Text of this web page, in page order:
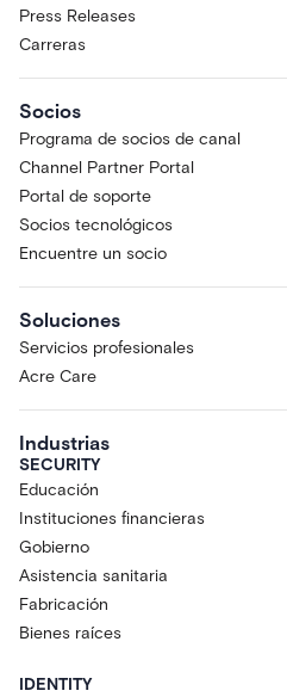
Press Releases
Carreras
Socios
Programa de socios de canal
Channel Partner Portal
Portal de soporte
Socios tecnológicos
Encuentre un socio
Soluciones
Servicios profesionales
Acre Care
Industrias
SECURITY
Educación
Instituciones financieras
Gobierno
Asistencia sanitaria
Fabricación
Bienes raíces
IDENTITY